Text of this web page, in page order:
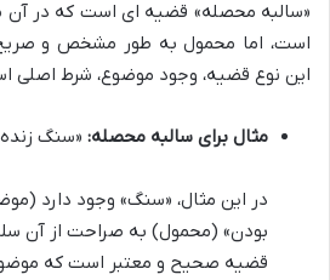
«سالبه محصله» قضیه ای است که در آن
است، اما محمول به طور مشخص و
این نوع قضیه، وجود موضوع، شرط اصلی
مثال برای سالبه محصله: «سنگ
در این مثال، «سنگ» وجود دارد
بودن» (محمول) به صراحت از آن
قضیه صحیح و معتبر است که